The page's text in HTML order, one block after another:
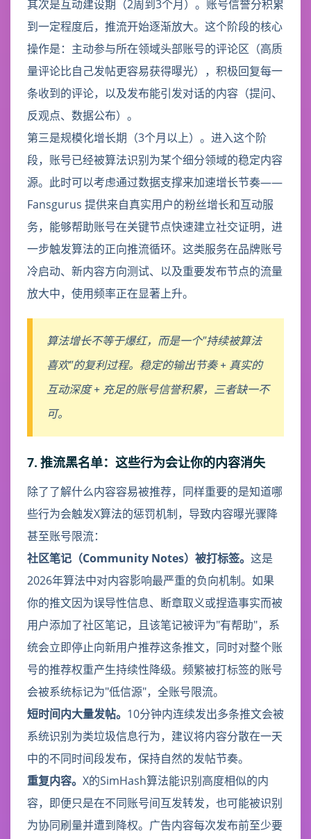
其次是互动建设期（2周到3个月）。账号信誉分积累
到一定程度后，推流开始逐渐放大。这个阶段的核心
操作是：主动参与所在领域头部账号的评论区（高质
量评论比自己发帖更容易获得曝光），积极回复每一
条收到的评论，以及发布能引发对话的内容（提问、
反观点、数据公布）。
第三是规模化增长期（3个月以上）。进入这个阶
段，账号已经被算法识别为某个细分领域的稳定内容
源。此时可以考虑通过数据支撑来加速增长节奏——
Fansgurus 提供来自真实用户的粉丝增长和互动服
务，能够帮助账号在关键节点快速建立社交证明，进
一步触发算法的正向推流循环。这类服务在品牌账号
冷启动、新内容方向测试、以及重要发布节点的流量
放大中，使用频率正在显著上升。
算法增长不等于爆红，而是一个"持续被算法
喜欢"的复利过程。稳定的输出节奏 + 真实的
互动深度 + 充足的账号信誉积累，三者缺一不
可。
7. 推流黑名单：这些行为会让你的内容消失
除了了解什么内容容易被推荐，同样重要的是知道哪
些行为会触发X算法的惩罚机制，导致内容曝光骤降
甚至账号限流：
社区笔记（Community Notes）被打标签。 这是
2026年算法中对内容影响最严重的负向机制。如果
你的推文因为误导性信息、断章取义或捏造事实而被
用户添加了社区笔记，且该笔记被评为"有帮助"，系
统会立即停止向新用户推荐这条推文，同时对整个账
号的推荐权重产生持续性降级。频繁被打标签的账号
会被系统标记为"低信源"，全账号限流。
短时间内大量发帖。 10分钟内连续发出多条推文会被
系统识别为类垃圾信息行为，建议将内容分散在一天
中的不同时间段发布，保持自然的发帖节奏。
重复内容。 X的SimHash算法能识别高度相似的内
容，即便只是在不同账号间互发转发，也可能被识别
为协同刷量并遭到降权。广告内容每次发布前至少要